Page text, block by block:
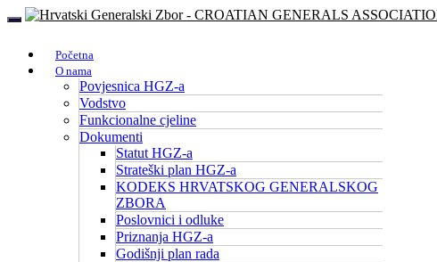
Početna
O nama
Povjesnica HGZ-a
Vodstvo
Funkcionalne cjeline
Dokumenti
Statut HGZ-a
Strateški plan HGZ-a
KODEKS HRVATSKOG GENERALSKOG
ZBORA
Poslovnici i odluke
Priznanja HGZ-a
Godišnji plan rada